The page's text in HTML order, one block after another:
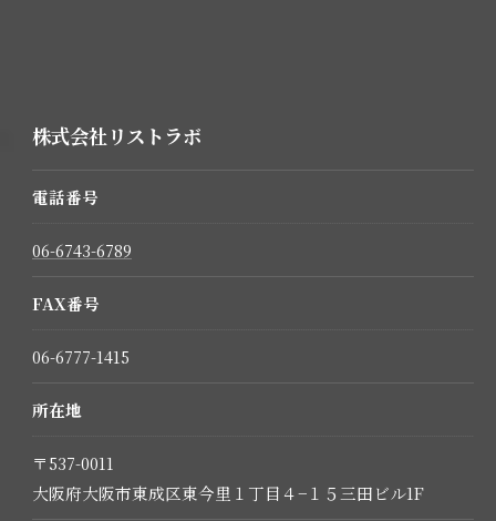
株式会社リストラボ
電話番号
06-6743-6789
FAX番号
06-6777-1415
所在地
〒537-0011
大阪府大阪市東成区東今里１丁目４−１５三田ビル1F